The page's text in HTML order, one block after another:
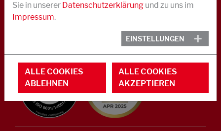
Telefon +49 40 733 62 - 0
info@struktol.de
Sie in unserer Datenschutzerklärung und zu uns im
Impressum.
EINSTELLUNGEN
ALLE COOKIES
ABLEHNEN
ALLE COOKIES
AKZEPTIEREN